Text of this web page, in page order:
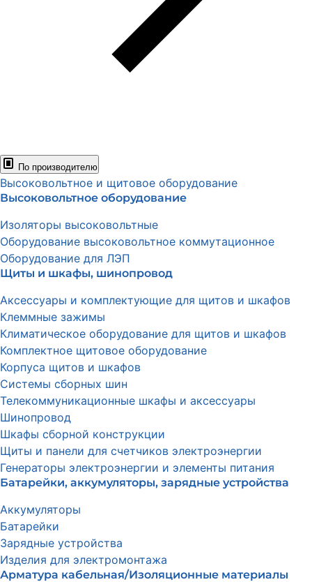
По производителю
Высоковольтное и щитовое оборудование
Высоковольтное оборудование
Изоляторы высоковольтные
Оборудование высоковольтное коммутационное
Оборудование для ЛЭП
Щиты и шкафы, шинопровод
Аксессуары и комплектующие для щитов и шкафов
Клеммные зажимы
Климатическое оборудование для щитов и шкафов
Комплектное щитовое оборудование
Корпуса щитов и шкафов
Системы сборных шин
Телекоммуникационные шкафы и аксессуары
Шинопровод
Шкафы сборной конструкции
Щиты и панели для счетчиков электроэнергии
Генераторы электроэнергии и элементы питания
Батарейки, аккумуляторы, зарядные устройства
Аккумуляторы
Батарейки
Зарядные устройства
Изделия для электромонтажа
Арматура кабельная/Изоляционные материалы